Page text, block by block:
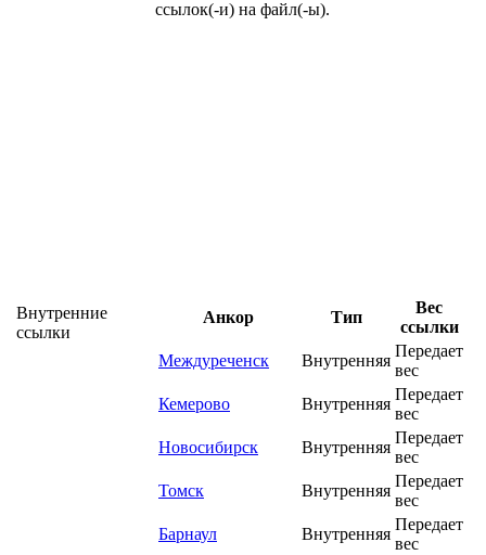
Внутренние
ссылки
ссылок(-и) на файл(-ы).
Анкор Тип
Вес
ссылки
Междуреченск
Внутренняя
Передает
вес
Кемерово
Внутренняя
Передает
вес
Новосибирск
Внутренняя
Передает
вес
Томск
Внутренняя
Передает
вес
Барнаул
Внутренняя
Передает
вес